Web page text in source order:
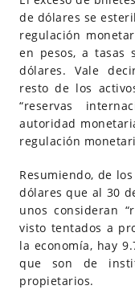
de dólares se
regulación
en pesos, a tasas
dólares. Vale
resto de los
“reservas
autoridad
regulación
Resumiendo, de
dólares que al 30
unos consideran
visto tentados a
la economía, hay
que son de
propietarios.